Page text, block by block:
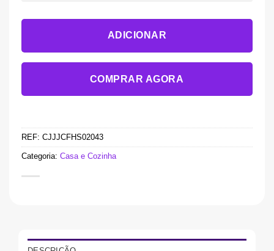
ADICIONAR
COMPRAR AGORA
REF: CJJJCFHS02043
Categoria: Casa e Cozinha